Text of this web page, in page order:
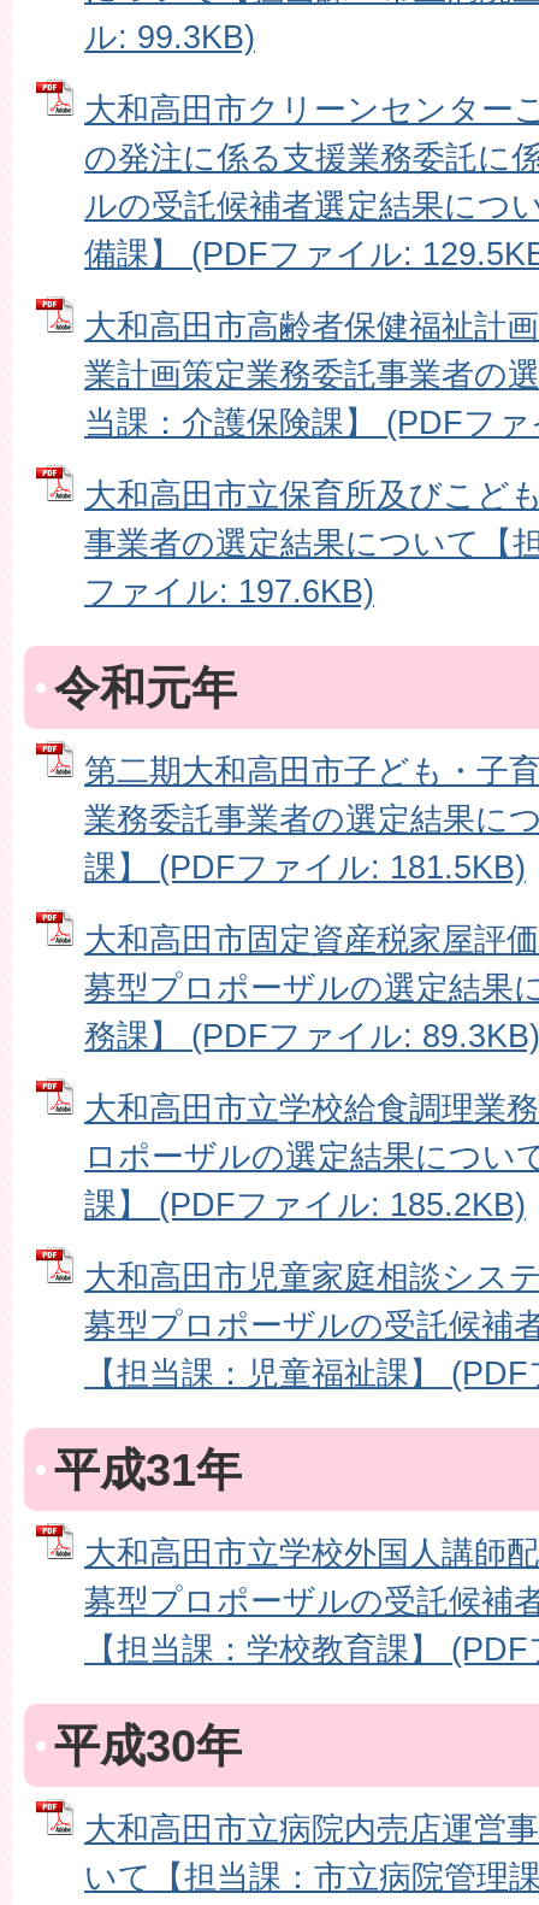
ル: 99.3KB)
大和高田市クリーンセンター
の発注に係る支援業務委託に
ルの受託候補者選定結果につ
備課】 (PDFファイル:
大和高田市高齢者保健福祉計
業計画策定業務委託事業者の
当課：介護保険課】 (PDFフ
大和高田市立保育所及びこど
事業者の選定結果について【
ファイル: 197.6KB)
令和元年
第二期大和高田市子ども・子
業務委託事業者の選定結果に
課】 (PDFファイル: 181.5KB)
大和高田市固定資産税家屋評
募型プロポーザルの選定結果
務課】 (PDFファイル: 89.3KB)
大和高田市立学校給食調理業
ロポーザルの選定結果につい
課】 (PDFファイル: 185.2KB)
大和高田市児童家庭相談シス
募型プロポーザルの受託候補
【担当課：児童福祉課】
平成31年
大和高田市立学校外国人講師
募型プロポーザルの受託候補
【担当課：学校教育課】
平成30年
大和高田市立病院内売店運営
いて【担当課：市立病院管理